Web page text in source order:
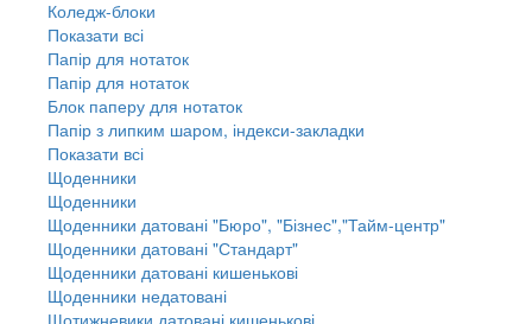
Коледж-блоки
Показати всі
Папір для нотаток
Папір для нотаток
Блок паперу для нотаток
Папір з липким шаром, індекси-закладки
Показати всі
Щоденники
Щоденники
Щоденники датовані "Бюро", "Бізнес","Тайм-центр"
Щоденники датовані "Стандарт"
Щоденники датовані кишенькові
Щоденники недатовані